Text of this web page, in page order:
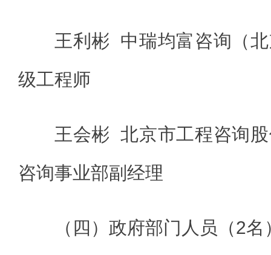
王利彬 中瑞均富咨询（
级工程师
王会彬 北京市工程咨询
咨询事业部副经理
（四）政府部门人员（2名